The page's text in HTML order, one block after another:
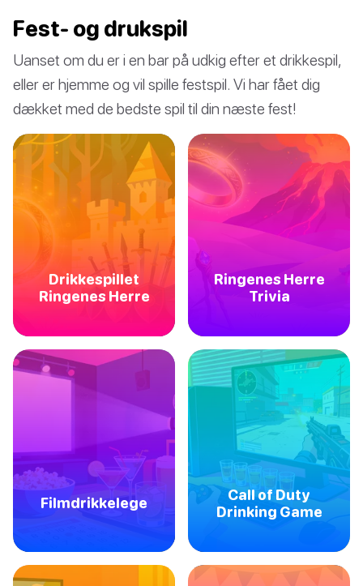
Fest- og drukspil
Uanset om du er i en bar på udkig efter et drikkespil,
eller er hjemme og vil spille festspil. Vi har fået dig
dækket med de bedste spil til din næste fest!
Drikkespillet
Ringenes Herre
Ringenes Herre
Trivia
Filmdrikkelege
Call of Duty
Drinking Game